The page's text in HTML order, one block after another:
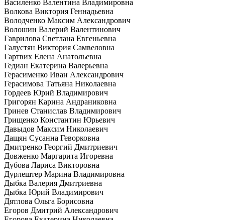
Василенко Валентина Владимировна
Волкова Виктория Геннадьевна
Володченко Максим Александрович
Волошин Валерий Валентинович
Гаврилова Светлана Евгеньевна
Галустян Виктория Самвеловна
Гартвих Елена Анатольевна
Гедиан Екатерина Валерьевна
Герасименко Иван Александрович
Герасимова Татьяна Николаевна
Гордеев Юрий Владимирович
Григорян Карина Андраниковна
Гринев Станислав Владимирович
Грищенко Константин Юрьевич
Давыдов Максим Николаевич
Дащян Сусанна Геворковна
Дмитренко Георгий Дмитриевич
Довженко Маргарита Игоревна
Дубова Лариса Викторовна
Дурлештер Марина Владимировна
Дыбка Валерия Дмитриевна
Дыбка Юрий Владимирович
Дятлова Ольга Борисовна
Егоров Дмитрий Александрович